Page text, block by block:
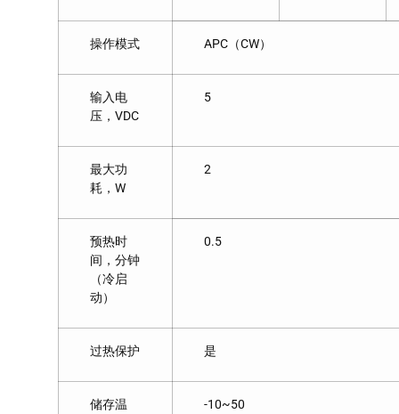
操作模式 APC（CW）
输入电
压，VDC
5
最大功
耗，W
2
预热时
间，分钟
（冷启
动）
0.5
过热保护 是
储存温
-10~50